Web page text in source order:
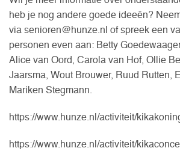
heb je nog andere goede ideeën?
via senioren@hunze.nl of spreek een
personen even aan: Betty
Alice van Oord, Carola van Hof, Ollie
Jaarsma, Wout Brouwer, Ruud Rutten,
Mariken Stegmann.
https://www.hunze.nl/activiteit/
https://www.hunze.nl/activiteit/